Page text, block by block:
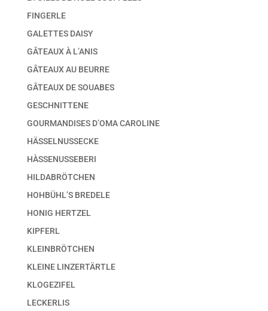
FINGERLE
GALETTES DAISY
GÂTEAUX À L’ANIS
GÂTEAUX AU BEURRE
GÂTEAUX DE SOUABES
GESCHNITTENE
GOURMANDISES D’OMA CAROLINE
HÄSSELNUSSECKE
HÀSSENUSSEBERI
HILDABRÖTCHEN
HOHBÜHL’S BREDELE
HONIG HERTZEL
KIPFERL
KLEINBRÖTCHEN
KLEINE LINZERTÄRTLE
KLOGEZIFEL
LECKERLIS